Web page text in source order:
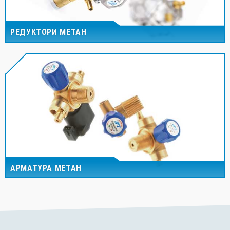
РЕДУКТОРИ МЕТАН
АРМАТУРА МЕТАН